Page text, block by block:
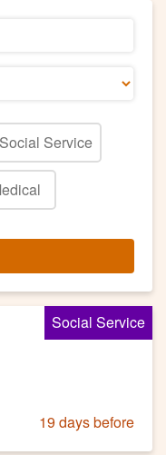
Social Service
Social Service
19 days before